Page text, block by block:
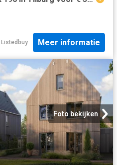
Listedbuy Meer informatie
Foto bekijken